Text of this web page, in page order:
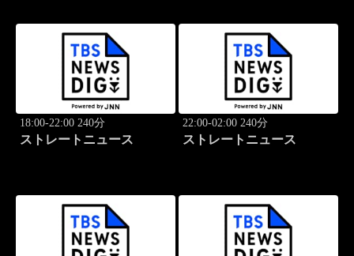
18:00-22:00 240分
ストレートニュース
22:00-02:00 240分
ストレートニュース